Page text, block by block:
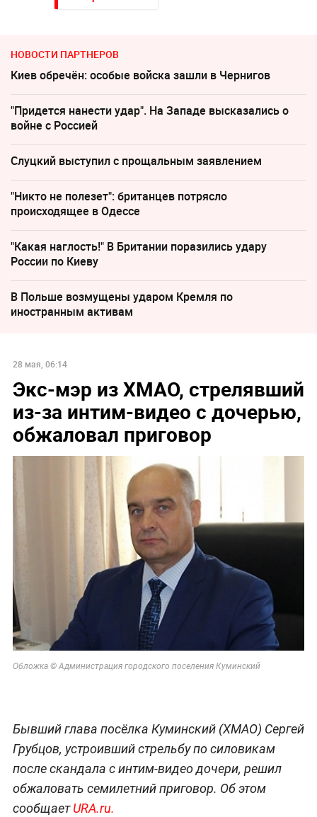
НОВОСТИ ПАРТНЕРОВ
Киев обречён: особые войска зашли в Чернигов
"Придется нанести удар". На Западе высказались о
войне с Россией
Слуцкий выступил с прощальным заявлением
"Никто не полезет": британцев потрясло
происходящее в Одессе
"Какая наглость!" В Британии поразились удару
России по Киеву
В Польше возмущены ударом Кремля по
иностранным активам
28 мая, 06:14
Экс-мэр из ХМАО, стрелявший
из-за интим-видео с дочерью,
обжаловал приговор
Обложка © Администрация городского поселения Куминский
Бывший глава посёлка Куминский (ХМАО) Сергей
Грубцов, устроивший стрельбу по силовикам
после скандала с интим-видео дочери, решил
обжаловать семилетний приговор. Об этом
сообщаетURA.ru.